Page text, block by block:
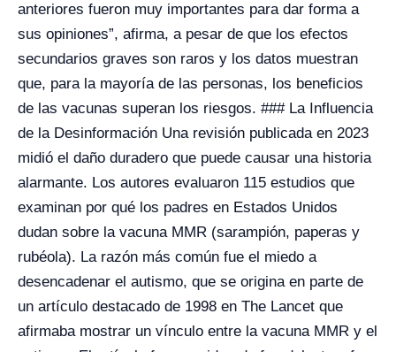
anteriores fueron muy importantes para dar forma a
sus opiniones”, afirma, a pesar de que los efectos
secundarios graves son raros y los datos muestran
que, para la mayoría de las personas, los beneficios
de las vacunas superan los riesgos. ### La Influencia
de la Desinformación Una revisión publicada en 2023
midió el daño duradero que puede causar una historia
alarmante. Los autores evaluaron 115 estudios que
examinan por qué los padres en Estados Unidos
dudan sobre la vacuna MMR (sarampión, paperas y
rubéola). La razón más común fue el miedo a
desencadenar el autismo, que se origina en parte de
un artículo destacado de 1998 en The Lancet que
afirmaba mostrar un vínculo entre la vacuna MMR y el